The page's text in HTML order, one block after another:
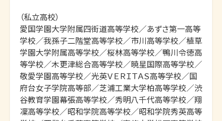
（私立高校）
愛国学園大学附属四街道高等学校／あずさ第一高等
学校／我孫子二階堂高等学校／市川高等学校／植草
学園大学附属高等学校／桜林高等学校／鴨川令徳高
等学校／木更津総合高等学校／暁星国際高等学校／
敬愛学園高等学校／光英ＶＥＲＩＴＡＳ高等学校／国
府台女子学院高等部／芝浦工業大学柏高等学校／渋
谷教育学園幕張高等学校／秀明八千代高等学校／翔
凜高等学校／昭和学院高等学校／昭和学院秀英高等